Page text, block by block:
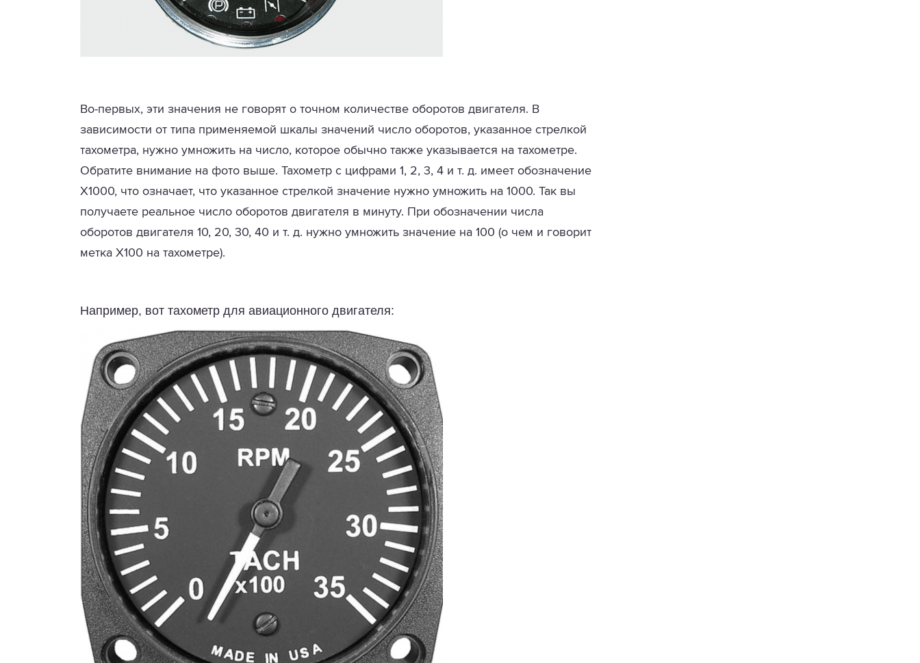
Во-первых, эти значения не говорят о точном количестве оборотов двигателя. В
зависимости от типа применяемой шкалы значений число оборотов, указанное стрелкой
тахометра, нужно умножить на число, которое обычно также указывается на тахометре.
Обратите внимание на фото выше. Тахометр с цифрами 1, 2, 3, 4 и т. д. имеет обозначение
Х1000, что означает, что указанное стрелкой значение нужно умножить на 1000. Так вы
получаете реальное число оборотов двигателя в минуту. При обозначении числа
оборотов двигателя 10, 20, 30, 40 и т. д. нужно умножить значение на 100 (о чем и говорит
метка Х100 на тахометре).
Например, вот тахометр для авиационного двигателя: